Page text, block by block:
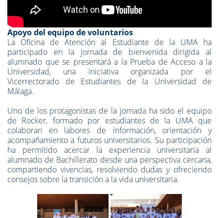
Apoyo del equipo de voluntarios
La Oficina de Atención al Estudiante de la UMA ha
participado en la jornada de bienvenida dirigida al
alumnado que se presentará a la Prueba de Acceso a la
Universidad, una iniciativa organizada por el
Vicerrectorado de Estudiantes de la Universidad de
Málaga.
Uno de los protagonistas de la jornada ha sido el equipo
de Rocker, formado por estudiantes de la UMA que
colaboran en labores de información, orientación y
acompañamiento a futuros universitarios. Su participación
ha permitido acercar la experiencia universitaria al
alumnado de Bachillerato desde una perspectiva cercana,
compartiendo vivencias, resolviendo dudas y ofreciendo
consejos sobre la transición a la vida universitaria.